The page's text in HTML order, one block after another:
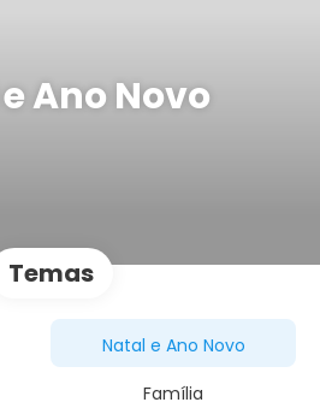
Ano Novo
Temas
Natal e Ano Novo
Família